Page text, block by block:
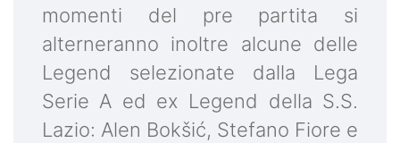
momenti del pre partita si
alterneranno inoltre alcune delle
Legend selezionate dalla Lega
Serie A ed ex Legend della S.S.
Lazio: Alen Bokšić, Stefano Fiore e